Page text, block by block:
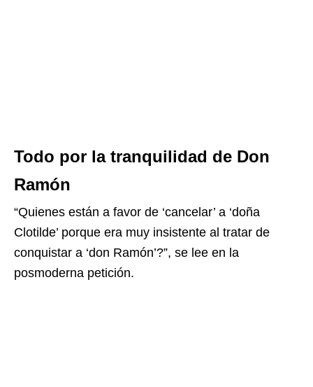
Todo por la tranquilidad de Don
Ramón
“Quienes están a favor de ‘cancelar’ a ‘doña
Clotilde’ porque era muy insistente al tratar de
conquistar a ‘don Ramón’?”, se lee en la
posmoderna petición.